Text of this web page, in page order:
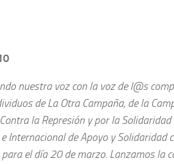
nuestra voz con la voz de l@s
de La Otra Campaña, de la
la Represión y por la Solidaridad
Internacional de Apoyo y Solidaridad
el día 20 de marzo. Lanzamos la